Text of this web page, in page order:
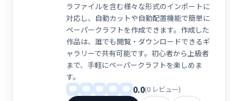
ラファイルを含む様々な形式のインポートに
対応し、自動カットや自動配置機能で簡単に
ペーパークラフトを作成できます。作成した
作品は、誰でも閲覧・ダウンロードできるギ
ャラリーで共有可能です。初心者から上級者
まで、手軽にペーパークラフトを楽しめま
す。
0.0(0 レビュー)